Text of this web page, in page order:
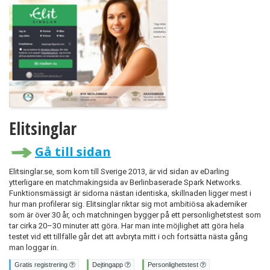
Elitsinglar
Gå till sidan
Elitsinglar.se, som kom till Sverige 2013, är vid sidan av eDarling
ytterligare en matchmakingsida av Berlinbaserade Spark Networks.
Funktionsmässigt är sidorna nästan identiska, skillnaden ligger mest i
hur man profilerar sig. Elitsinglar riktar sig mot ambitiösa akademiker
som är över 30 år, och matchningen bygger på ett personlighetstest som
tar cirka 20–30 minuter att göra. Har man inte möjlighet att göra hela
testet vid ett tillfälle går det att avbryta mitt i och fortsätta nästa gång
man loggar in.
Gratis registrering Dejtingapp Personlighetstest